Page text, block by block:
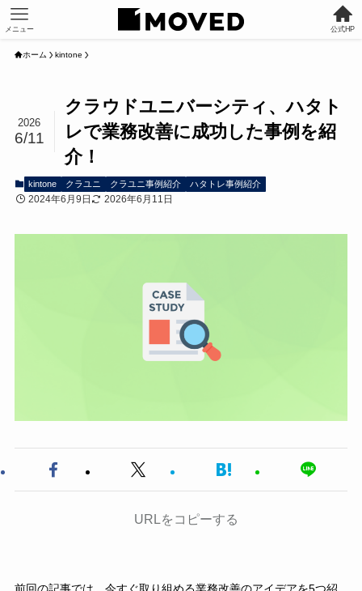
公式HP
メニュー
ホーム kintone
クラウドユニバーシティ、ハタト
レで業務改善に成功した事例を紹
介！
2026
6/11
kintone クラユニ クラユニ事例紹介 ハタトレ事例紹介
2024年6月9日 2026年6月11日
URLをコピーする